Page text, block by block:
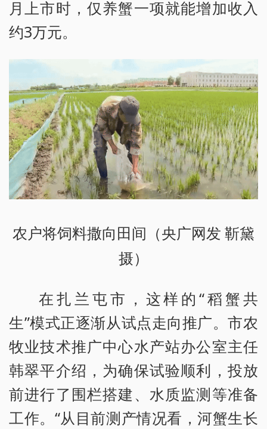
月上市时，仅养蟹一项就能增加收入
约3万元。
农户将饲料撒向田间（央广网发 靳黛
摄）
在扎兰屯市，这样的“稻蟹共
生”模式正逐渐从试点走向推广。市农
牧业技术推广中心水产站办公室主任
韩翠平介绍，为确保试验顺利，投放
前进行了围栏搭建、水质监测等准备
工作。“从目前测产情况看，河蟹生长